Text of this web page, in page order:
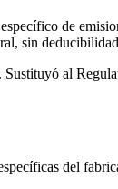
de
sin
al
del